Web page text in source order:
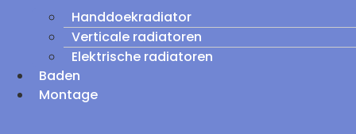
Handdoekradiator
Verticale radiatoren
Elektrische radiatoren
Baden
Montage